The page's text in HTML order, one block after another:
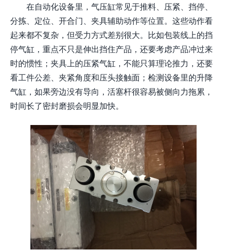
在自动化设备里，气压缸常见于推料、压紧、挡停、
分拣、定位、开合门、夹具辅助动作等位置。这些动作看
起来都不复杂，但受力方式差别很大。比如包装线上的挡
停气缸，重点不只是伸出挡住产品，还要考虑产品冲过来
时的惯性；夹具上的压紧气缸，不能只算理论推力，还要
看工件公差、夹紧角度和压头接触面；检测设备里的升降
气缸，如果旁边没有导向，活塞杆很容易被侧向力拖累，
时间长了密封磨损会明显加快。